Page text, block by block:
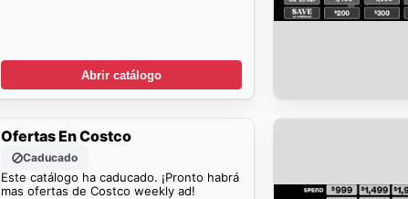
Abrir catálogo
Ofertas En Costco
Caducado
Este catálogo ha caducado. ¡Pronto habrá
mas ofertas de Costco weekly ad!